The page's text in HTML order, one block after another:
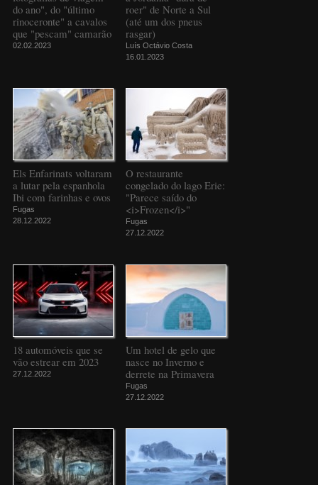
do ano", do "último
rinoceronte" a cavalos
que "pescam" camarão
02.02.2023
roer" de Norte a Sul
(até um dos pneus
rasgar)
Luís Octávio Costa
16.01.2023
Els Enfarinats voltaram
a lutar pela espanhola
Ibi com farinhas e ovos
Fugas
28.12.2022
O restaurante
congelado do lago Erie:
"Parece saído do
<i>Frozen</i>"
Fugas
27.12.2022
18 automóveis que se
vão estrear em 2023
27.12.2022
Um hotel de gelo que
nasce no Inverno e
derrete na Primavera
Fugas
27.12.2022